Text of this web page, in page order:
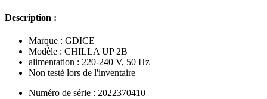
Description :
Marque : GDICE
Modèle : CHILLA UP 2B
alimentation : 220-240 V, 50 Hz
Non testé lors de l'inventaire
Numéro de série : 2022370410